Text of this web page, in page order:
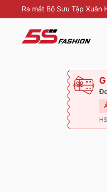
Ra mắt Bộ Sưu Tập Xuân